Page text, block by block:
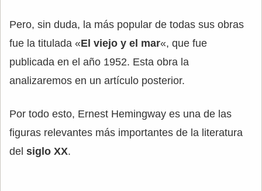
Pero, sin duda, la más popular de todas sus obras
fue la titulada «El viejo y el mar«, que fue
publicada en el año 1952. Esta obra la
analizaremos en un artículo posterior.
Por todo esto, Ernest Hemingway es una de las
figuras relevantes más importantes de la literatura
del siglo XX.